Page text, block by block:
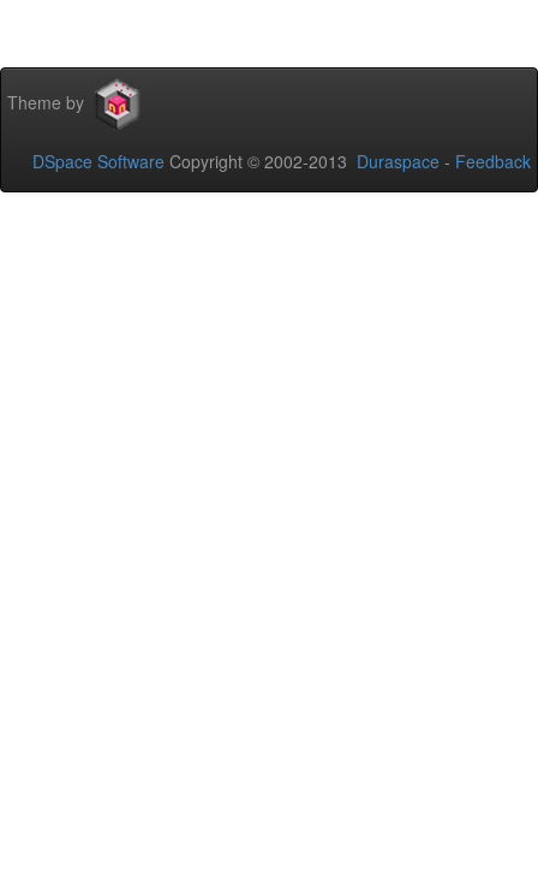
Theme by
DSpace Software Copyright © 2002-2013 Duraspace - Feedback